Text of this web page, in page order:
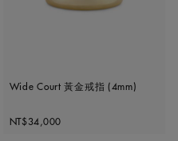
Wide Court 黃金戒指 (4mm)
Original price
NT$34,000